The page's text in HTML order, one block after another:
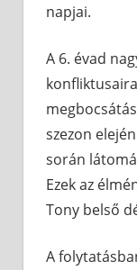
napjai.
A 6. évad
szezon
során
Ezek az
Tony belső
A